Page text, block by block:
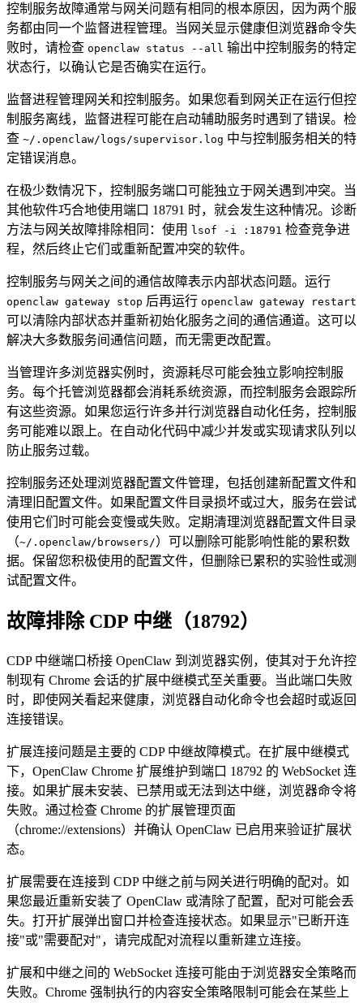
控制服务故障通常与网关问题有相同的根本原因，因为两个服
务都由同一个监督进程管理。当网关显示健康但浏览器命令失
败时，请检查 openclaw status --all 输出中控制服务的特定
状态行，以确认它是否确实在运行。
监督进程管理网关和控制服务。如果您看到网关正在运行但控
制服务离线，监督进程可能在启动辅助服务时遇到了错误。检
查 ~/.openclaw/logs/supervisor.log 中与控制服务相关的特
定错误消息。
在极少数情况下，控制服务端口可能独立于网关遇到冲突。当
其他软件巧合地使用端口 18791 时，就会发生这种情况。诊断
方法与网关故障排除相同：使用 lsof -i :18791 检查竞争进
程，然后终止它们或重新配置冲突的软件。
控制服务与网关之间的通信故障表示内部状态问题。运行
openclaw gateway stop 后再运行 openclaw gateway restart
可以清除内部状态并重新初始化服务之间的通信通道。这可以
解决大多数服务间通信问题，而无需更改配置。
当管理许多浏览器实例时，资源耗尽可能会独立影响控制服
务。每个托管浏览器都会消耗系统资源，而控制服务会跟踪所
有这些资源。如果您运行许多并行浏览器自动化任务，控制服
务可能难以跟上。在自动化代码中减少并发或实现请求队列以
防止服务过载。
控制服务还处理浏览器配置文件管理，包括创建新配置文件和
清理旧配置文件。如果配置文件目录损坏或过大，服务在尝试
使用它们时可能会变慢或失败。定期清理浏览器配置文件目录
（~/.openclaw/browsers/）可以删除可能影响性能的累积数
据。保留您积极使用的配置文件，但删除已累积的实验性或测
试配置文件。
故障排除 CDP 中继（18792）
CDP 中继端口桥接 OpenClaw 到浏览器实例，使其对于允许控
制现有 Chrome 会话的扩展中继模式至关重要。当此端口失败
时，即使网关看起来健康，浏览器自动化命令也会超时或返回
连接错误。
扩展连接问题是主要的 CDP 中继故障模式。在扩展中继模式
下，OpenClaw Chrome 扩展维护到端口 18792 的 WebSocket 连
接。如果扩展未安装、已禁用或无法到达中继，浏览器命令将
失败。通过检查 Chrome 的扩展管理页面
（chrome://extensions）并确认 OpenClaw 已启用来验证扩展状
态。
扩展需要在连接到 CDP 中继之前与网关进行明确的配对。如
果您最近重新安装了 OpenClaw 或清除了配置，配对可能会丢
失。打开扩展弹出窗口并检查连接状态。如果显示"已断开连
接"或"需要配对"，请完成配对流程以重新建立连接。
扩展和中继之间的 WebSocket 连接可能由于浏览器安全策略而
失败。Chrome 强制执行的内容安全策略限制可能会在某些上